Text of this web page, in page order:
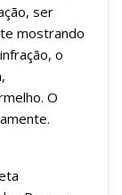
ser
mostrando
o
O